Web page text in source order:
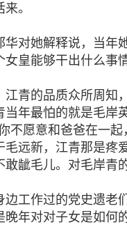
。
华对她解释说，当年
皇能够干出什么事情
江青的品质众所周知
当年最怕的就是毛岸
不愿意和爸爸在一
毛远新，江青那是疼
敢龇毛儿。对毛岸青
边工作过的党史遗老
晚年对对子女是如何